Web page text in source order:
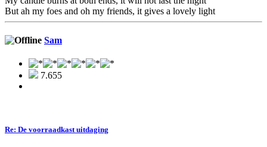
But ah my foes and oh my friends, it gives a lovely light
Sam
7.655
Re: De voorraadkast uitdaging